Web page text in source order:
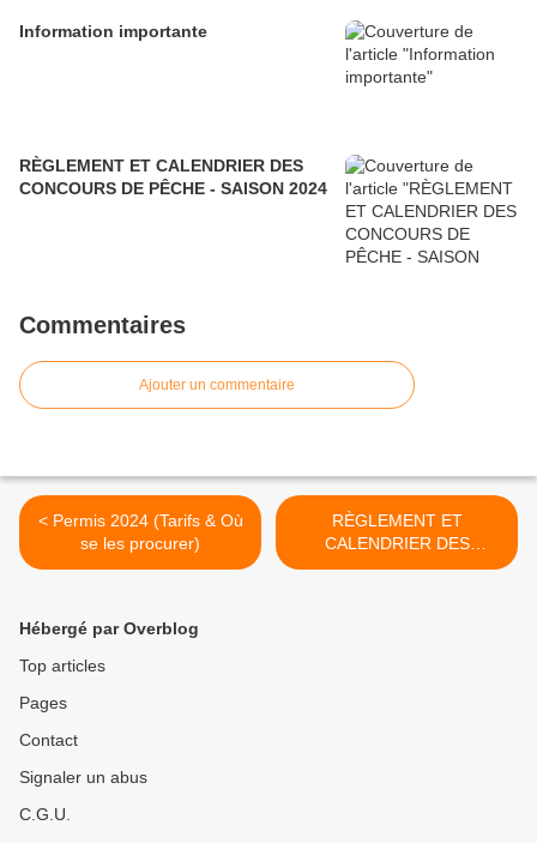
Information importante
RÈGLEMENT ET CALENDRIER DES
CONCOURS DE PÊCHE - SAISON 2024
Commentaires
Ajouter un commentaire
< Permis 2024 (Tarifs & Où
se les procurer)
RÈGLEMENT ET
CALENDRIER DES
CONCOURS DE PÊCHE -
Hébergé par Overblog
Top articles
Pages
Contact
Signaler un abus
C.G.U.